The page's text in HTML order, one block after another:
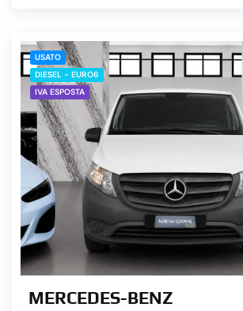
USATO
DIESEL - EURO6
IVA ESPOSTA
MERCEDES-BENZ